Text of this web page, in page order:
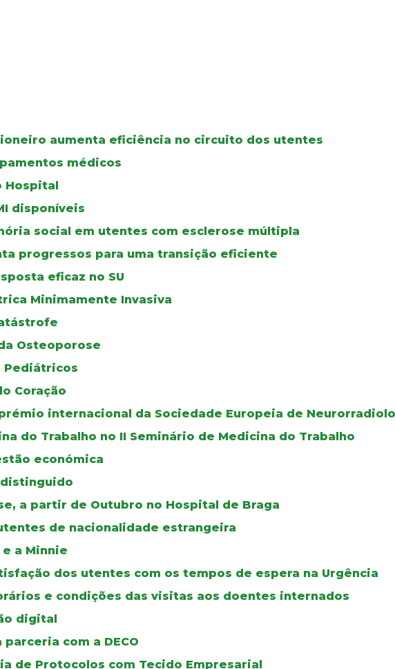
aumenta eficiência no circuito dos utentes
médicos
Hospital
disponíveis
social em utentes com esclerose múltipla
progressos para uma transição eficiente
eficaz no SU
Minimamente Invasiva
Osteoporose
Pediátricos
Coração
internacional da Sociedade Europeia de
do Trabalho no II Seminário de Medicina do Trabalho
económica
a partir de Outubro no Hospital de Braga
de nacionalidade estrangeira
a Minnie
dos utentes com os tempos de espera na Urgência
e condições das visitas aos doentes internados
digital
com a DECO
de Protocolos com Tecido Empresarial